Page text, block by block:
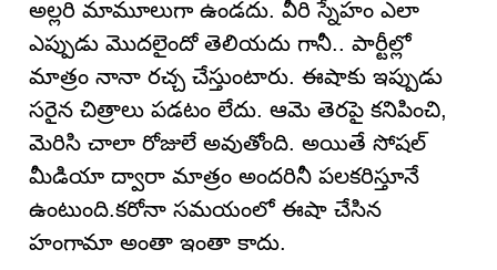
అల్లరి మామూలుగా ఉండదు. వీరి స్నేహం ఎలా
ఎప్పుడు మొదలైందో తెలియదు గానీ.. పార్టీల్లో
మాత్రం నానా రచ్చ చేస్తుంటారు. ఈషాకు ఇప్పుడు
సరైన చిత్రాలు పడటం లేదు. ఆమె తెరపై కనిపించి,
మెరిసి చాలా రోజులే అవుతోంది. అయితే సోషల్
మీడియా ద్వారా మాత్రం అందరినీ పలకరిస్తూనే
ఉంటుంది.కరోనా సమయంలో ఈషా చేసిన
హంగామా అంతా ఇంతా కాదు.